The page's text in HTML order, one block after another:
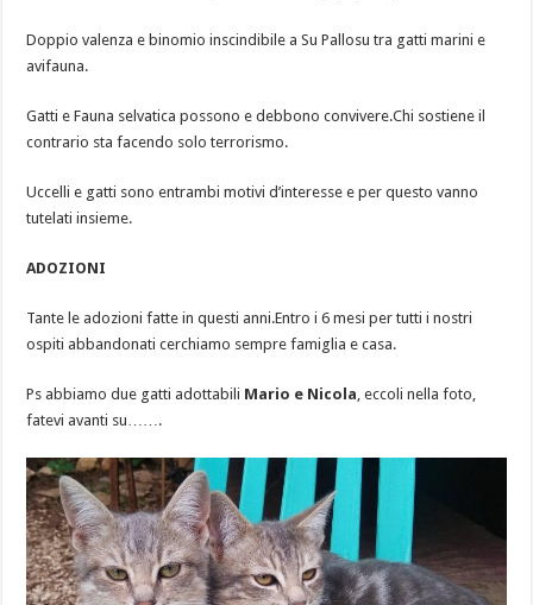
Doppio valenza e binomio inscindibile a Su Pallosu tra gatti marini e
avifauna.
Gatti e Fauna selvatica possono e debbono convivere.Chi sostiene il
contrario sta facendo solo terrorismo.
Uccelli e gatti sono entrambi motivi d’interesse e per questo vanno
tutelati insieme.
ADOZIONI
Tante le adozioni fatte in questi anni.Entro i 6 mesi per tutti i nostri
ospiti abbandonati cerchiamo sempre famiglia e casa.
Ps abbiamo due gatti adottabili Mario e Nicola , eccoli nella foto,
fatevi avanti su…….